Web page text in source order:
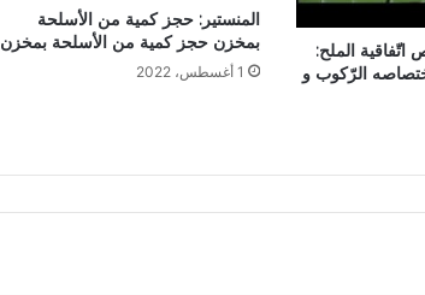
الملح:
الرّكوب و
المنستير: حجز كمية من الأسلحة
بمخزن حجز كمية من الأسلحة بمخزن
1 أغسطس، 2022